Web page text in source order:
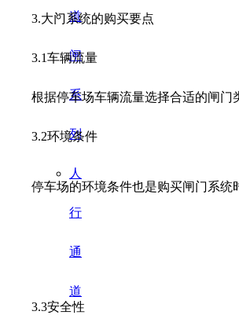
道
闸
系
列
人
行
通
道
3.大门系统的购买要点
3.1车辆流量
根据停车场车辆流量选择合适的闸门类
3.2环境条件
停车场的环境条件也是购买闸门系统时
3.3安全性